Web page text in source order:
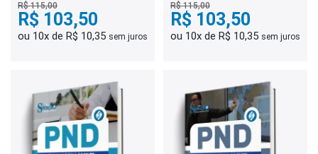
R$ 115,00
R$ 103,50
ou 10x de R$ 10,35 sem juros
R$ 115,00
R$ 103,50
ou 10x de R$ 10,35 sem juros